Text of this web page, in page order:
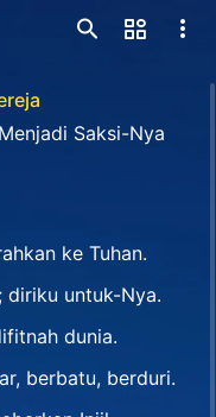
Saksi-Nya
ke Tuhan.
diriku untuk-Nya.
dunia.
berbatu, berduri.